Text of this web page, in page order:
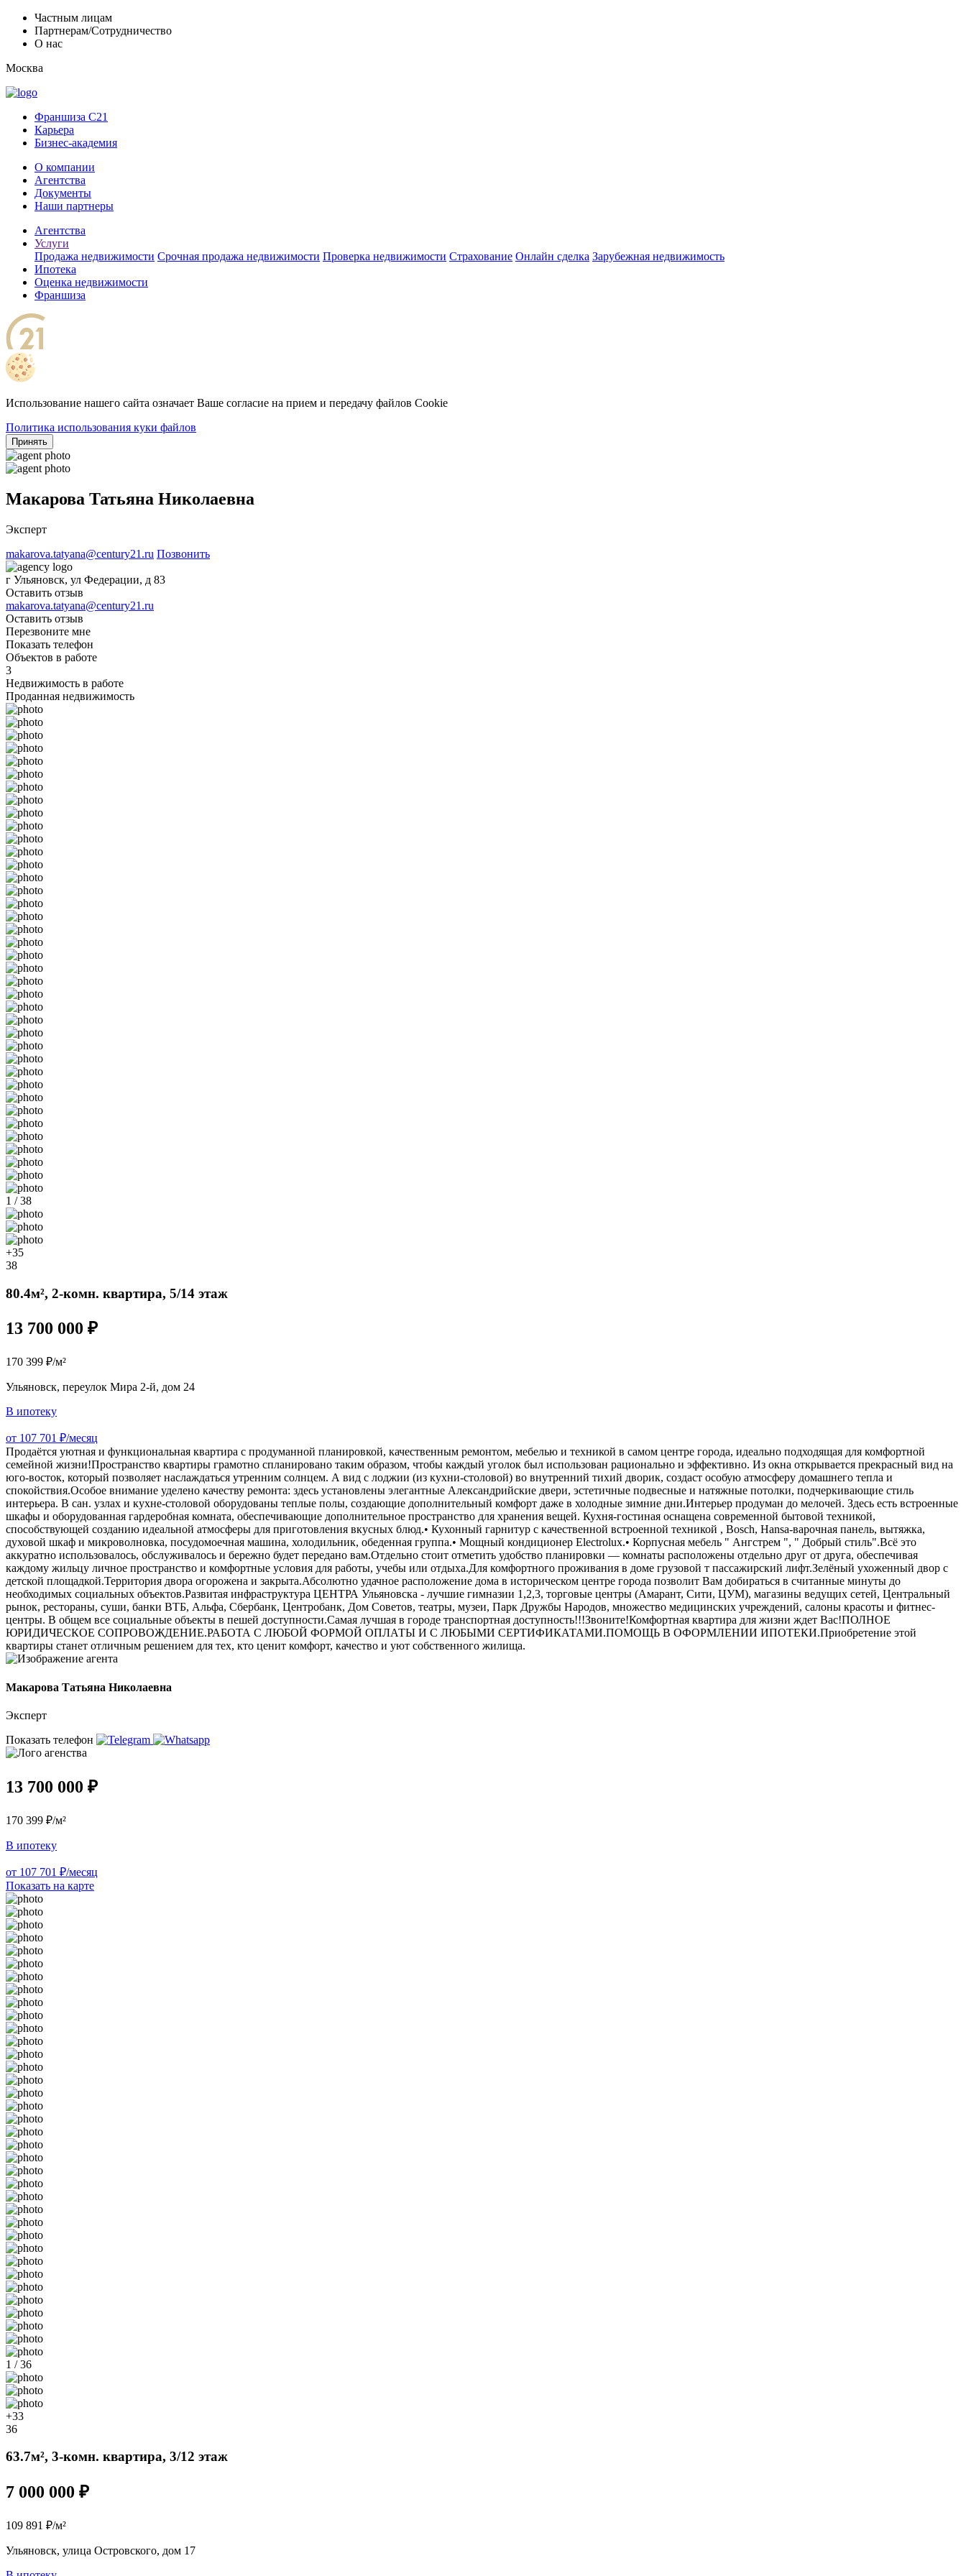
Частным лицам
Партнерам/Сотрудничество
О нас
Москва
Франшиза C21
Карьера
Бизнес-академия
О компании
Агентства
Документы
Наши партнеры
Агентства
Услуги
Продажа недвижимости Срочная продажа недвижимости Проверка недвижимости Страхование Онлайн сделка Зарубежная недвижимость
Ипотека
Оценка недвижимости
Франшиза
Использование нашего сайта означает Ваше согласие на прием и передачу файлов Cookie
Политика использования куки файлов
Принять
Макарова Татьяна Николаевна
Эксперт
makarova.tatyana@century21.ru Позвонить
г Ульяновск, ул Федерации, д 83
Оставить отзыв
makarova.tatyana@century21.ru
Оставить отзыв
Перезвоните мне
Показать телефон
Объектов в работе
3
Недвижимость в работе
Проданная недвижимость
1 / 38
+35
38
80.4м², 2-комн. квартира, 5/14 этаж
13 700 000 ₽
170 399 ₽/м²
Ульяновск, переулок Мира 2-й, дом 24
В ипотеку
от 107 701 ₽/месяц
Продаётся уютная и функциональная квартира с продуманной планировкой, качественным ремонтом, мебелью и техникой в самом центре города, идеально подходящая для комфортной
семейной жизни!Пространство квартиры грамотно спланировано таким образом, чтобы каждый уголок был использован рационально и эффективно. Из окна открывается прекрасный вид на
юго-восток, который позволяет наслаждаться утренним солнцем. А вид с лоджии (из кухни-столовой) во внутренний тихий дворик, создаст особую атмосферу домашнего тепла и
спокойствия.Особое внимание уделено качеству ремонта: здесь установлены элегантные Александрийские двери, эстетичные подвесные и натяжные потолки, подчеркивающие стиль
интерьера. В сан. узлах и кухне-столовой оборудованы теплые полы, создающие дополнительный комфорт даже в холодные зимние дни.Интерьер продуман до мелочей. Здесь есть встроенные
шкафы и оборудованная гардеробная комната, обеспечивающие дополнительное пространство для хранения вещей. Кухня-гостиная оснащена современной бытовой техникой,
способствующей созданию идеальной атмосферы для приготовления вкусных блюд.• Кухонный гарнитур с качественной встроенной техникой , Bosch, Hansa-варочная панель, вытяжка,
духовой шкаф и микроволновка, посудомоечная машина, холодильник, обеденная группа.• Мощный кондиционер Electrolux.• Корпусная мебель " Ангстрем ", " Добрый стиль".Всё это
аккуратно использовалось, обслуживалось и бережно будет передано вам.Отдельно стоит отметить удобство планировки — комнаты расположены отдельно друг от друга, обеспечивая
каждому жильцу личное пространство и комфортные условия для работы, учебы или отдыха.Для комфортного проживания в доме грузовой т пассажирский лифт.Зелёный ухоженный двор с
детской площадкой.Территория двора огорожена и закрыта.Абсолютно удачное расположение дома в историческом центре города позволит Вам добираться в считанные минуты до
необходимых социальных объектов.Развитая инфраструктура ЦЕНТРА Ульяновска - лучшие гимназии 1,2,3, торговые центры (Амарант, Сити, ЦУМ), магазины ведущих сетей, Центральный
рынок, рестораны, суши, банки ВТБ, Альфа, Сбербанк, Центробанк, Дом Советов, театры, музеи, Парк Дружбы Народов, множество медицинских учреждений, салоны красоты и фитнес-
центры. В общем все социальные объекты в пешей доступности.Самая лучшая в городе транспортная доступность!!!Звоните!Комфортная квартира для жизни ждет Вас!ПОЛНОЕ
ЮРИДИЧЕСКОЕ СОПРОВОЖДЕНИЕ.РАБОТА С ЛЮБОЙ ФОРМОЙ ОПЛАТЫ И С ЛЮБЫМИ СЕРТИФИКАТАМИ.ПОМОЩЬ В ОФОРМЛЕНИИ ИПОТЕКИ.Приобретение этой
квартиры станет отличным решением для тех, кто ценит комфорт, качество и уют собственного жилища.
Макарова Татьяна Николаевна
Эксперт
Показать телефон
13 700 000 ₽
170 399 ₽/м²
В ипотеку
от 107 701 ₽/месяц
Показать на карте
1 / 36
+33
36
63.7м², 3-комн. квартира, 3/12 этаж
7 000 000 ₽
109 891 ₽/м²
Ульяновск, улица Островского, дом 17